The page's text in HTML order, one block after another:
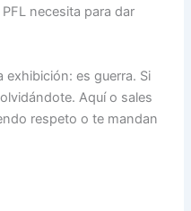
necesita para dar
exhibición: es guerra. Si
Aquí o sales
respeto o te mandan